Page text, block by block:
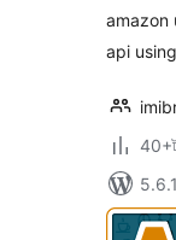
amazon
api